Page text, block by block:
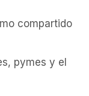
compartido
pymes y el